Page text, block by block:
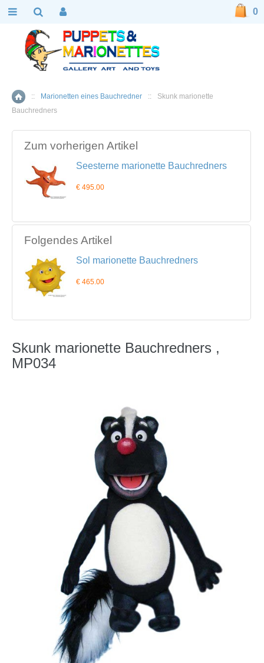
Home
:: Marionetten eines Bauchredner ::
Skunk marionette
Bauchredners
Zum vorherigen Artikel
Seesterne marionette Bauchredners
€ 495.00
Folgendes Artikel
Sol marionette Bauchredners
€ 465.00
Skunk marionette Bauchredners ,
MP034
0